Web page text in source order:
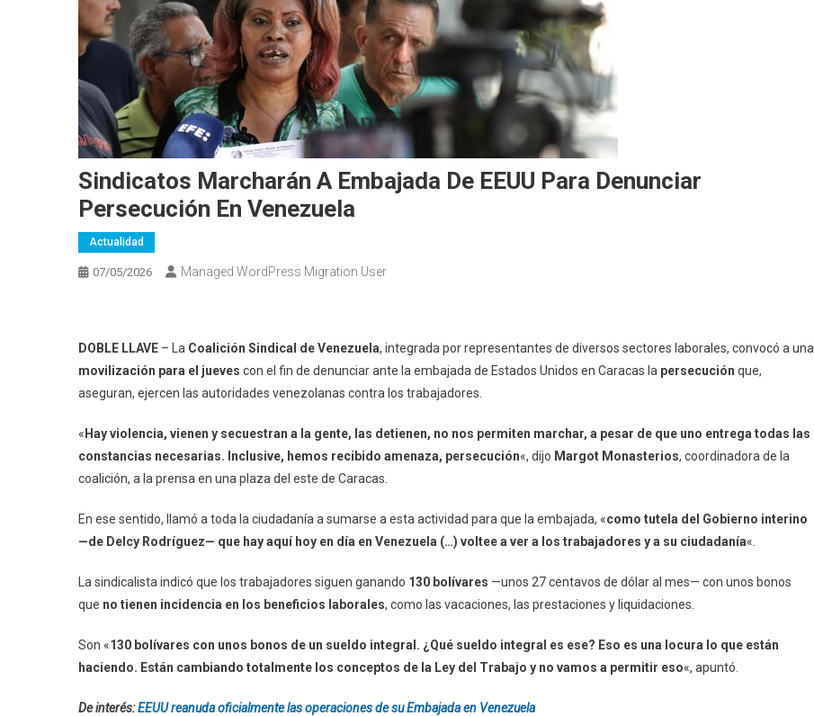
Sindicatos Marcharán A Embajada De EEUU Para Denunciar
Persecución En Venezuela
Actualidad
07/05/2026 Managed WordPress Migration User
DOBLE LLAVE – La Coalición Sindical de Venezuela, integrada por representantes de diversos sectores laborales, convocó a una
movilización para el jueves con el fin de denunciar ante la embajada de Estados Unidos en Caracas la persecución que,
aseguran, ejercen las autoridades venezolanas contra los trabajadores.
« Hay violencia, vienen y secuestran a la gente, las detienen, no nos permiten marchar, a pesar de que uno entrega todas las
constancias necesarias. Inclusive, hemos recibido amenaza, persecución«, dijo Margot Monasterios, coordinadora de la
coalición, a la prensa en una plaza del este de Caracas.
En ese sentido, llamó a toda la ciudadanía a sumarse a esta actividad para que la embajada, «como tutela del Gobierno interino
—de Delcy Rodríguez— que hay aquí hoy en día en Venezuela (…) voltee a ver a los trabajadores y a su ciudadanía«.
La sindicalista indicó que los trabajadores siguen ganando 130 bolívares —unos 27 centavos de dólar al mes— con unos bonos
que no tienen incidencia en los beneficios laborales, como las vacaciones, las prestaciones y liquidaciones.
Son «130 bolívares con unos bonos de un sueldo integral. ¿Qué sueldo integral es ese? Eso es una locura lo que están
haciendo. Están cambiando totalmente los conceptos de la Ley del Trabajo y no vamos a permitir eso«, apuntó.
De interés:EEUU reanuda oficialmente las operaciones de su Embajada en Venezuela